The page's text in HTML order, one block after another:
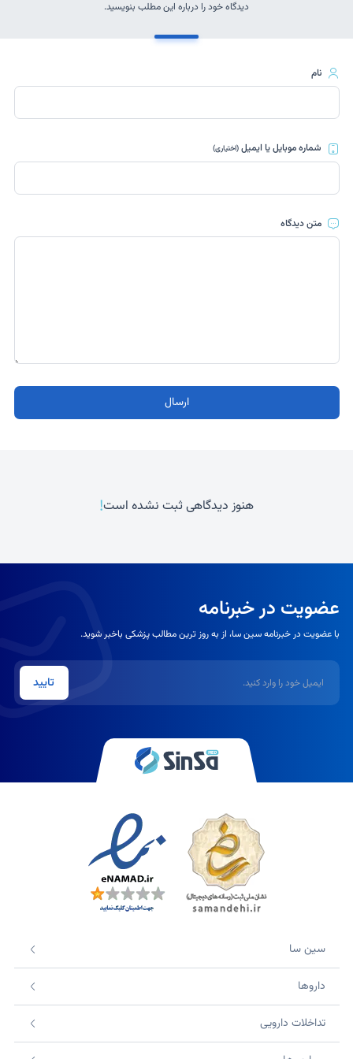
دیدگاه خود را درباره این مطلب بنویسید.
نام
شماره موبایل یا ایمیل(اختیاری)
متن دیدگاه
ارسال
هنوز دیدگاهی ثبت نشده است!
عضویت در خبرنامه
با عضویت در خبرنامه سین سا، از به روز ترین مطالب پزشکی باخبر شوید.
تایید
سین سا
داروها
تداخلات دارویی